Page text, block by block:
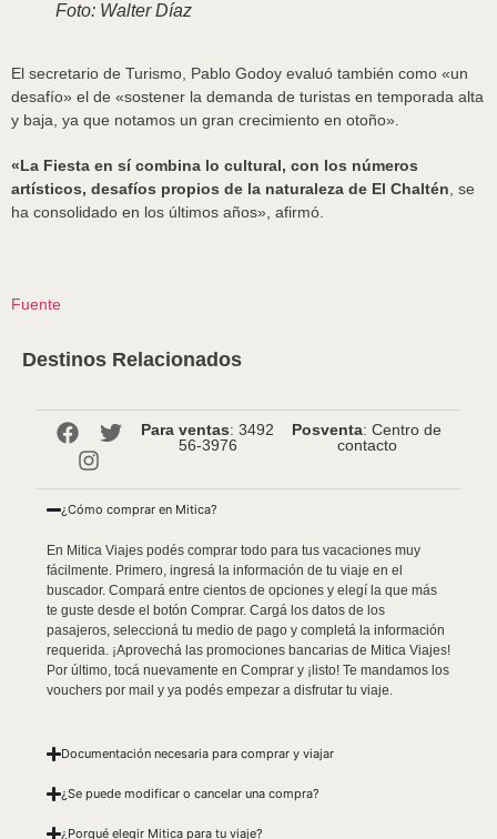
Foto: Walter Díaz
El secretario de Turismo, Pablo Godoy evaluó también como «un
desafío» el de «sostener la demanda de turistas en temporada alta
y baja, ya que notamos un gran crecimiento en otoño».
«La Fiesta en sí combina lo cultural, con los números
artísticos, desafíos propios de la naturaleza de El Chaltén , se
ha consolidado en los últimos años», afirmó.
Fuente
Destinos Relacionados
Para ventas: 3492
56-3976
Posventa: Centro de
contacto
¿Cómo comprar en Mitica?
En Mitica Viajes podés comprar todo para tus vacaciones muy
fácilmente. Primero, ingresá la información de tu viaje en el
buscador. Compará entre cientos de opciones y elegí la que más
te guste desde el botón Comprar. Cargá los datos de los
pasajeros, seleccioná tu medio de pago y completá la información
requerida. ¡Aprovechá las promociones bancarias de Mitica Viajes!
Por último, tocá nuevamente en Comprar y ¡listo! Te mandamos los
vouchers por mail y ya podés empezar a disfrutar tu viaje.
Documentación necesaria para comprar y viajar
¿Se puede modificar o cancelar una compra?
¿Porqué elegir Mitica para tu viaje?